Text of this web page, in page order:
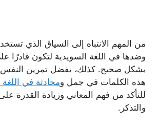
من المهم الانتباه إلى السياق الذي
وضدها في اللغة السويدية لتكون قادرًا
بشكل صحيح. كذلك، يفضل تمرين
هذه الكلمات في جمل ومحادثة في اللغة
للتأكد من فهم المعاني وزيادة القدرة
والتذكر.